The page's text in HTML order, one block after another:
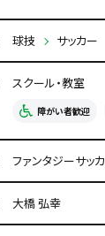
球技 サッカー
スクール・教室
障がい者歓迎
ファンタジーサッ
大橋 弘幸